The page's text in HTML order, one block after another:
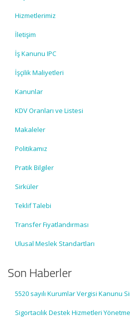
Hizmetlerimiz
İletişim
İş Kanunu IPC
İşçilik Maliyetleri
Kanunlar
KDV Oranları ve Listesi
Makaleler
Politikamız
Pratik Bilgiler
Sirküler
Teklif Talebi
Transfer Fiyatlandırması
Ulusal Meslek Standartları
Son Haberler
5520 sayılı Kurumlar Vergisi Kanunu
Sigortacılık Destek Hizmetleri